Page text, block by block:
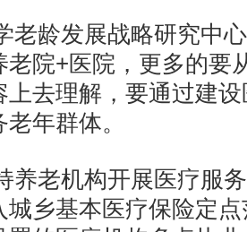
龄发展战略研究中心
老院+医院，更多的要
上去理解，要通过建
年群体。
老机构开展医疗服务
城乡基本医疗保险定